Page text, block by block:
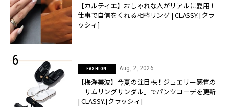
【カルティエ】おしゃれな人がリアルに愛用！
仕事で自信をくれる相棒リング | CLASSY.[クラ
ッシィ]
FASHION Aug, 2, 2026
【梅澤美波】今夏の注目株！ジュエリー感覚の
「サムリングサンダル」でパンツコーデを更新
| CLASSY.[クラッシィ]